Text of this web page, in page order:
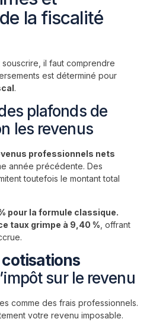
la fiscalité
il faut comprendre
est déterminé pour
.
plafonds de
les revenus
professionnels nets
année précédente. Des
toutefois le montant total
pour la formule classique.
taux grimpe à 9,40 % , offrant
sur le revenu
comme des frais professionnels.
votre revenu imposable.